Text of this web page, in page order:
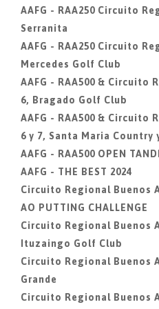
AAFG - RAA250 Circuito
Serranita
AAFG - RAA250 Circuito
Mercedes Golf Club
AAFG - RAA500 & Circuito
6, Bragado Golf Club
AAFG - RAA500 & Circuito
6 y 7, Santa Maria Country
AAFG - RAA500 OPEN
AAFG - THE BEST 2024
Circuito Regional Buenos
AO PUTTING CHALLENGE
Circuito Regional Buenos
Ituzaingo Golf Club
Circuito Regional Buenos
Grande
Circuito Regional Buenos